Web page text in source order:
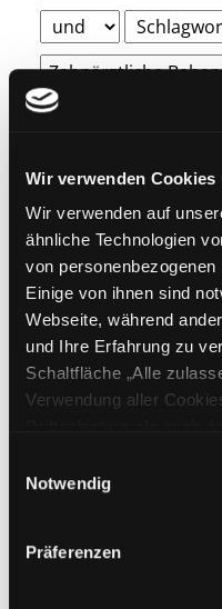
Wir verwenden Cookies
Wir verwenden auf
ähnliche Technologien
von
Einige von ihnen sind
Webseite, während
und Ihre Erfahrung zu
Schaltfläche „Alle
Verwendung aller
Cookies von
unsicheren Drittländern
ohne adäquates
diesem Zusammenhang
Notwendig
Präferenzen
Weitere
Erwerbungen der
Jahr von
Medien anzeigen,
Jahr bis
E-Medien
Mediengruppe